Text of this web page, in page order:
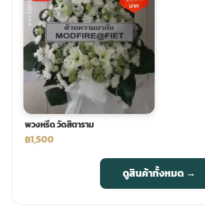
พวงหรีด วัดสิตาราม
฿1,500
ดูสินค้าทั้งหมด →